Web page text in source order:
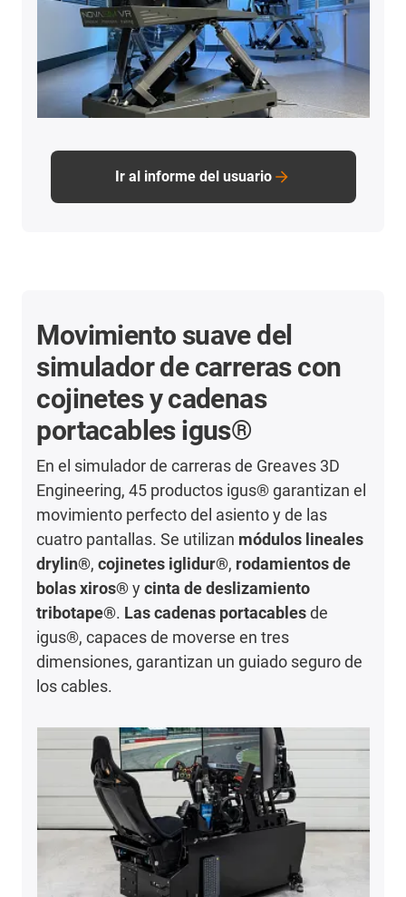
Ir al informe del usuario
Movimiento suave del
simulador de carreras con
cojinetes y cadenas
portacables igus®
En el simulador de carreras de Greaves 3D
Engineering, 45 productos igus® garantizan el
movimiento perfecto del asiento y de las
cuatro pantallas. Se utilizan módulos lineales
drylin®,cojinetes iglidur®, rodamientos de
bolas xiros®ycinta de deslizamiento
tribotape®. Las cadenas portacablesde
igus®, capaces de moverse en tres
dimensiones, garantizan un guiado seguro de
los cables.